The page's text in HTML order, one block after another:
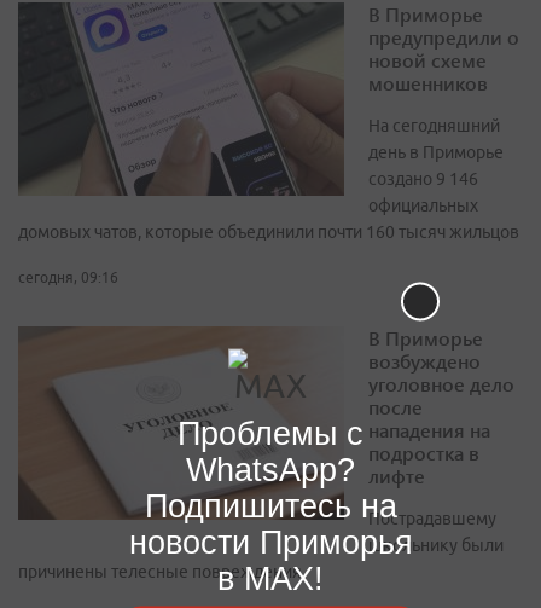
В Приморье
предупредили о
новой схеме
мошенников
На сегодняшний
день в Приморье
создано 9 146
официальных
домовых чатов, которые объединили почти 160 тысяч жильцов
сегодня, 09:16
В Приморье
возбуждено
уголовное дело
после
нападения на
подростка в
лифте
Пострадавшему
школьнику были
причинены телесные повреждения
Проблемы с
WhatsApp?
Подпишитесь на
новости Приморья
в MAX!